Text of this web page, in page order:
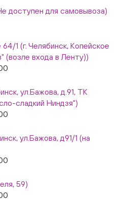
Челябинск, ул.
"Невский")
улица Овчинникова,
8/1 (Копейск, пр. Славы
(ТК Слон, г. Миасс)
Челябинск, ул. Сталеваров
для самовывоза)
1 (г. Челябинск, Копейское
(возле входа в Ленту))
ул.Бажова, д.91, ТК
сладкий Ниндзя")
ул.Бажова, д91/1 (на
59)